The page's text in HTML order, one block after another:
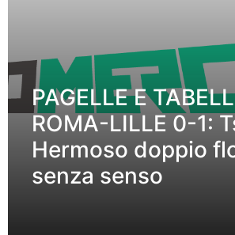
PAGELLE E
ROMA-LILLE 0-1:
Hermoso doppio
senza senso